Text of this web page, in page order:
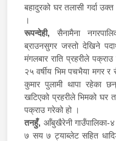
बहादुरको घर तलासी गर्दा
।
रूपन्देही, सैनामैना
ब्राउनसुगर जस्तो देखिने
मंगलबार राति प्रहरीले
२५ वर्षीय भिम पचभैया मगर र
कुमार पुलामी थापा रहेका
खटिएको प्रहरीले भिमको घर
पक्राउ गरेको हो ।
तनहुँ, आँबुखैरेनी गाउँपालिका-४
७ सय ७ ट्याब्लेट सहित